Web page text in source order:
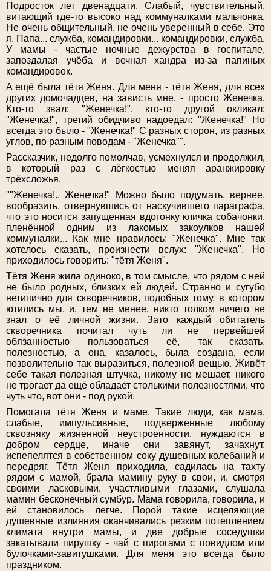
Подросток лет двенадцати. Слабый, чувствительный,
витающий где-то высоко над коммуналками мальчонка.
Не очень общительный, не очень уверенный в себе. Это
я. Папа... служба, командировки... командировки, служба.
У мамы - частые ночные дежурства в госпитале,
запоздалая учёба и вечная хандра из-за папиных
командировок.
A ещё была тётя Женя. Для меня - тётя Женя, для всех
других домочадцев, на зависть мне, - просто Женечка.
Кто-то звал: "Женечка!", кто-то другой окликал:
"Женечка!", третий обидчиво надоедал: "Женечка!" Но
всегда это было - "Женечка!" C разных сторон, из разных
углов, по разным поводам - "Женечка"".
Рассказчик, недолго помолчав, усмехнулся и продолжил,
в который раз с лёгкостью меняя аранжировку
трёхсложья.
""Женечка!.. Женечка!" Можно было подумать, вернее,
вообразить, отвернувшись от наскучившего параграфа,
что это носится запущенная вдогонку кличка собачонки,
пленённой одним из лакомых закоулков нашей
коммуналки... Как мне нравилось: "Женечка". Мне так
хотелось сказать, произнести вслух: "Женечка". Но
приходилось говорить: "тётя Женя".
Тётя Женя жила одиноко, в том смысле, что рядом с ней
не было родных, близких ей людей. Странно и сугубо
нетипично для скворечников, подобных тому, в котором
ютились мы, и, тем не менее, никто толком ничего не
знал о её личной жизни. Зато каждый обитатель
скворечника почитал чуть ли не первейшей
обязанностью пользоваться её, так сказать,
полезностью, а она, казалось, была создана, если
позволительно так выразиться, полезной вещью. Живёт
себе такая полезная штучка, никому не мешает, никого
не трогает да ещё обладает столькими полезностями, что
чуть что, вот они - под рукой.
Помогала тётя Женя и маме. Такие люди, как мама,
слабые, импульсивные, подверженные любому
сквозняку жизненной неустроенности, нуждаются в
добром сердце, иначе они завянут, зачахнут,
испепелятся в собственном соку душевных колебаний и
передряг. Тётя Женя приходила, садилась на тахту
рядом с мамой, брала мамину руку в свои, и, смотря
своими ласковыми, участливыми глазами, слушала
мамин бесконечный сумбур. Мама говорила, говорила, и
ей становилось легче. Порой такие исцеляющие
душевные излияния оканчивались резким потеплением
климата внутри мамы, и две добрые соседушки
закатывали пирушку - чай с пирогами с повидлом или
булочками-завитушками. Для меня это всегда было
праздником.